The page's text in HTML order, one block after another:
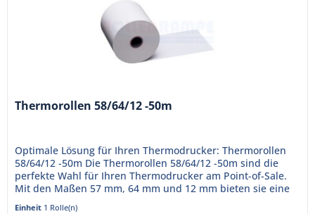
Thermorollen 58/64/12 -50m
Optimale Lösung für Ihren Thermodrucker: Thermorollen
58/64/12 -50m Die Thermorollen 58/64/12 -50m sind die
perfekte Wahl für Ihren Thermodrucker am Point-of-Sale.
Mit den Maßen 57 mm, 64 mm und 12 mm bieten sie eine
Lauflänge von...
Einheit 1 Rolle(n)